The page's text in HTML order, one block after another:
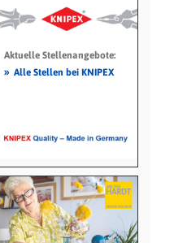
Aktuelle Stellenangebote:
» Alle Stellen bei KNIPEX